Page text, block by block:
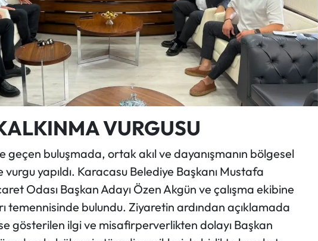
VURGUSU
buluşmada, ortak akıl ve dayanışmanın bölgesel
yapıldı. Karacasu Belediye Başkanı Mustafa
Odası Başkan Adayı Özen Akgün ve çalışma ekibine
temennisinde bulundu. Ziyaretin ardından açıklamada
gösterilen ilgi ve misafirperverlikten dolayı Başkan